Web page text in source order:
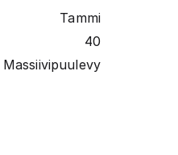
Tammi
40
Massiivipuulevy